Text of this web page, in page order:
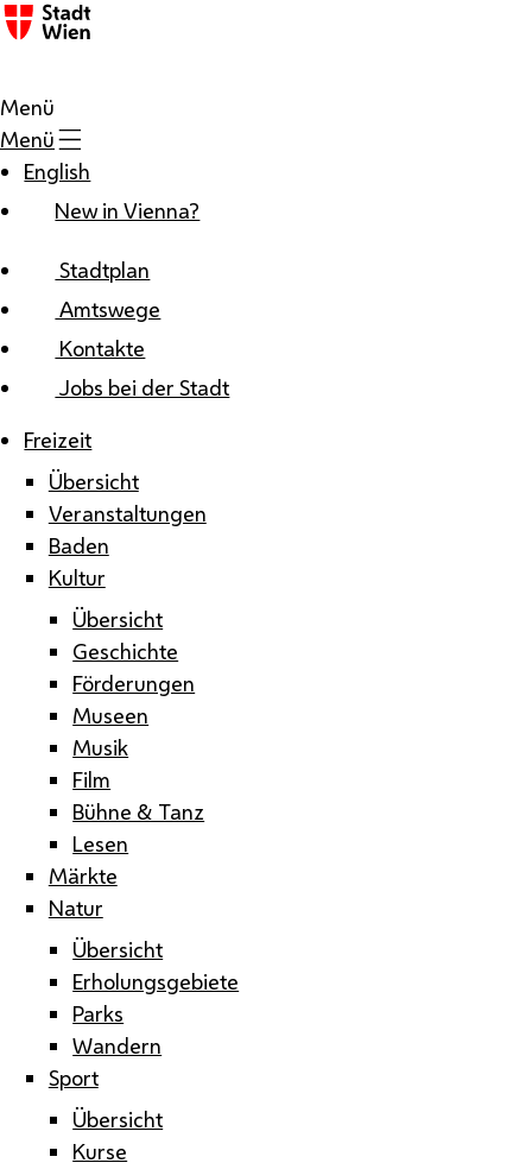
Zum Inhalt
Menü
Menü
English
New in Vienna?
Stadtplan
Amtswege
Kontakte
Jobs bei der Stadt
Freizeit
Übersicht
Veranstaltungen
Baden
Kultur
Übersicht
Geschichte
Förderungen
Museen
Musik
Film
Bühne & Tanz
Lesen
Märkte
Natur
Übersicht
Erholungsgebiete
Parks
Wandern
Sport
Übersicht
Kurse